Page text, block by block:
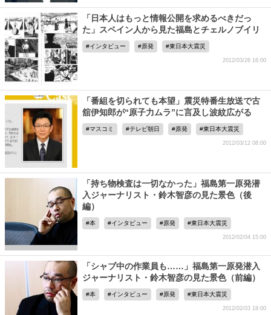
「日本人はもっと情報公開を求めるべきだっ
た」スペイン人から見た福島とチェルノブイリ
インタビュー 原発 東日本大震災
2012/03/26 16:00
「番組を切られても本望」震災特番生放送で古
舘伊知郎が“原子力ムラ”に言及し波紋広がる
マスコミ テレビ朝日 原発 東日本大震災
2012/03/12 08:00
「持ち物検査は一切なかった」福島第一原発潜
入ジャーナリスト・鈴木智彦の見た景色（後
編）
本 インタビュー 原発 東日本大震災
2012/02/04 15:00
「シャブ中の作業員も……」福島第一原発潜入
ジャーナリスト・鈴木智彦の見た景色（前編）
本 インタビュー 原発 東日本大震災
2012/02/03 18:00